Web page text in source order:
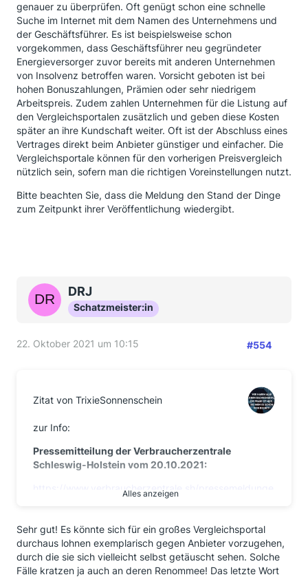
genauer zu überprüfen. Oft genügt schon eine schnelle
Suche im Internet mit dem Namen des Unternehmens und
der Geschäftsführer. Es ist beispielsweise schon
vorgekommen, dass Geschäftsführer neu gegründeter
Energieversorger zuvor bereits mit anderen Unternehmen
von Insolvenz betroffen waren. Vorsicht geboten ist bei
hohen Bonuszahlungen, Prämien oder sehr niedrigem
Arbeitspreis. Zudem zahlen Unternehmen für die Listung auf
den Vergleichsportalen zusätzlich und geben diese Kosten
später an ihre Kundschaft weiter. Oft ist der Abschluss eines
Vertrages direkt beim Anbieter günstiger und einfacher. Die
Vergleichsportale können für den vorherigen Preisvergleich
nützlich sein, sofern man die richtigen Voreinstellungen nutzt.
Bitte beachten Sie, dass die Meldung den Stand der Dinge
zum Zeitpunkt ihrer Veröffentlichung wiedergibt.
DRJ
Schatzmeister:in
22. Oktober 2021 um 10:15 #554
Zitat von TrixieSonnenschein
zur Info:
Pressemitteilung der Verbraucherzentrale
Schleswig-Holstein vom 20.10.2021:
https://www.verbraucherzentrale.sh/pressemeldunge
Deutsche Energiepool GmbH kündigt allen Kunden
zu Beginn der Heizperiode
Pressemitteilung vom 20.10.2021
Alles anzeigen
Sehr gut! Es könnte sich für ein großes Vergleichsportal
durchaus lohnen exemplarisch gegen Anbieter vorzugehen,
durch die sie sich vielleicht selbst getäuscht sehen. Solche
Fälle kratzen ja auch an deren Renommee! Das letzte Wort